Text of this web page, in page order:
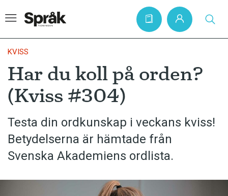
Hem
Artiklar
Krönikor
Språkfrågor
Skrivtips
KVISS
Har du koll på orden?
(Kviss #304)
Testa din ordkunskap i veckans kviss!
Betydelserna är hämtade från
Svenska Akademiens ordlista.